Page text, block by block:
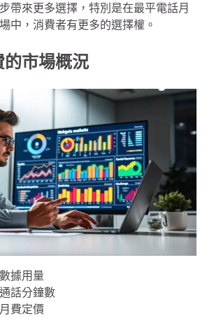
帶來更多選擇，特別是在最平電話月
中，消費者有更多的選擇權。
市場概況
據用量
話分鐘數
費定價